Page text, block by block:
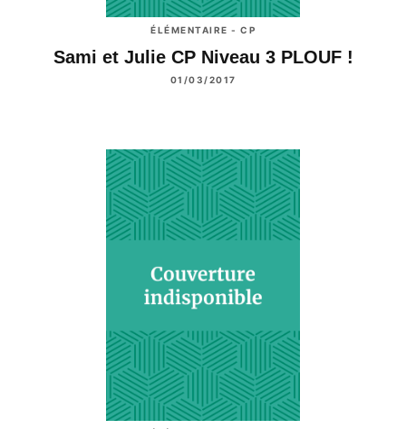
ÉLÉMENTAIRE - CP
Sami et Julie CP Niveau 3 PLOUF !
01/03/2017